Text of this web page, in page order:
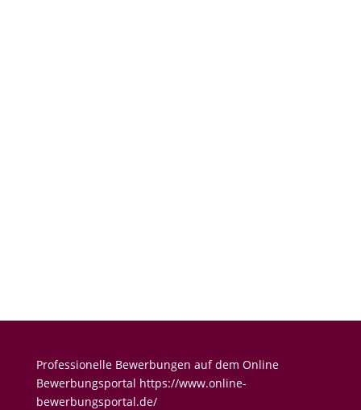
Professionelle Bewerbungen auf dem Online
Bewerbungsportal https://www.online-
bewerbungsportal.de/